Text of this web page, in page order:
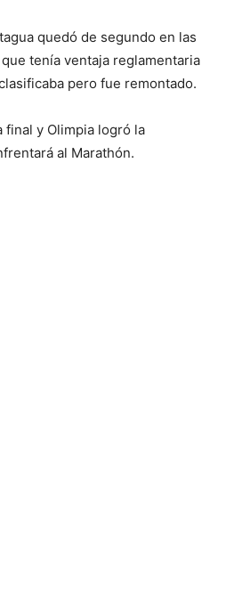
quedó de segundo en las
tenía ventaja reglamentaria
pero fue remontado.
final y Olimpia logró la
al Marathón.